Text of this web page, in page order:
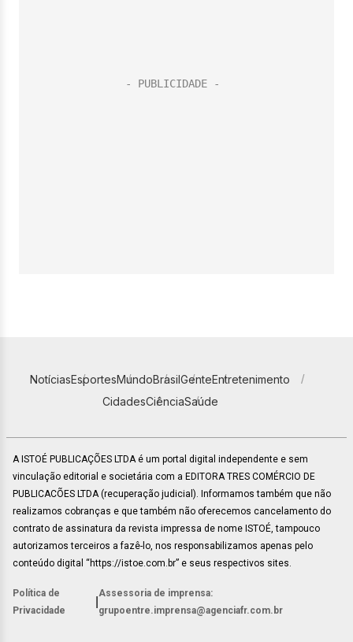
NotíciasEsportesMundoBrasilGenteEntretenimento
CidadesCiênciaSaúde
A ISTOÉ PUBLICAÇÕES LTDA é um portal digital independente e sem
vinculação editorial e societária com a EDITORA TRES COMÉRCIO DE
PUBLICACÕES LTDA (recuperação judicial). Informamos também que não
realizamos cobranças e que também não oferecemos cancelamento do
contrato de assinatura da revista impressa de nome ISTOÉ, tampouco
autorizamos terceiros a fazê-lo, nos responsabilizamos apenas pelo
conteúdo digital “https://istoe.com.br” e seus respectivos sites.
Política de
Privacidade
Assessoria de imprensa:
grupoentre.imprensa@agenciafr.com.br